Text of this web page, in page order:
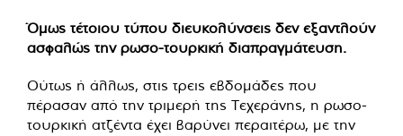
Όμως τέτοιου τύπου διευκολύνσεις δεν εξαντλούν
ασφαλώς την ρωσο-τουρκική διαπραγμάτευση.
Ούτως ή άλλως, στις τρεις εβδομάδες που
πέρασαν από την τριμερή της Τεχεράνης, η ρωσο-
τουρκική ατζέντα έχει βαρύνει περαιτέρω, με την